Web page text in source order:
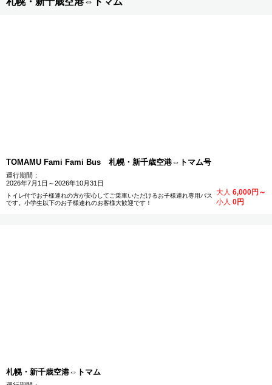
TOMAMU Fami Fami Bus 札幌・新千歳空港⇔トマム号
運行期間：
2026年7月1日～2026年10月31日
トイレ付でお子様連れの方が安心してご乗車いただけるお子様連れ専用バス
です。小学生以下のお子様連れのお客様大歓迎です！
大人 6,000円～
小人 0円
札幌・新千歳空港⇔トマム